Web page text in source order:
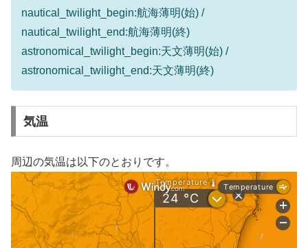
nautical_twilight_begin:航海薄明(始) /
nautical_twilight_end:航海薄明(終)
astronomical_twilight_begin:天文薄明(始) /
astronomical_twilight_end:天文薄明(終)
気温
周辺の気温は以下のとおりです。